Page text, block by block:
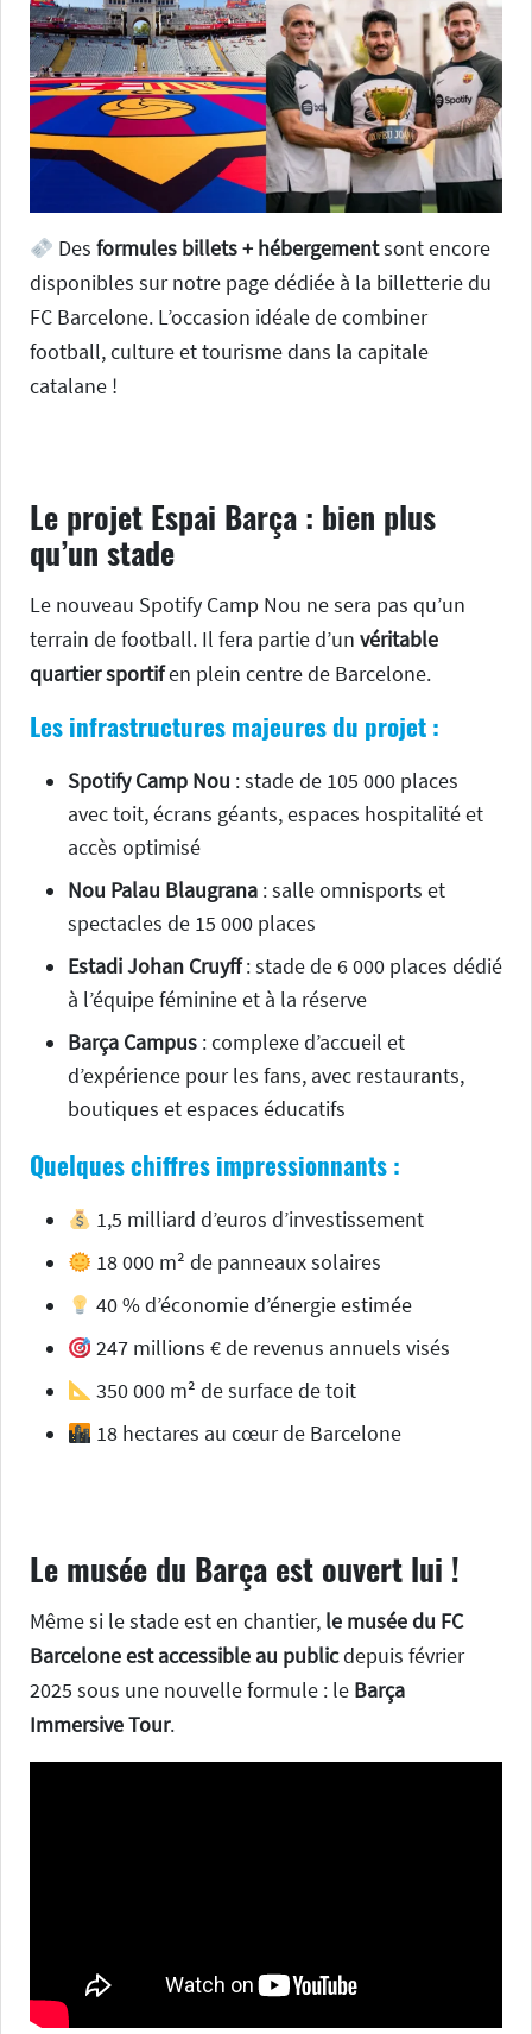
Desformules billets + hébergementsont encore
disponibles sur notre page dédiée à la billetterie du
FC Barcelone. L’occasion idéale de combiner
football, culture et tourisme dans la capitale
catalane !
Le projet Espai Barça : bien plus
qu’un stade
Le nouveau Spotify Camp Nou ne sera pas qu’un
terrain de football. Il fera partie d’un véritable
quartier sportifen plein centre de Barcelone.
Les infrastructures majeures du projet :
Spotify Camp Nou : stade de 105 000 places
avec toit, écrans géants, espaces hospitalité et
accès optimisé
Nou Palau Blaugrana : salle omnisports et
spectacles de 15 000 places
Estadi Johan Cruyff: stade de 6 000 places dédié
à l’équipe féminine et à la réserve
Barça Campus : complexe d’accueil et
d’expérience pour les fans, avec restaurants,
boutiques et espaces éducatifs
Quelques chiffres impressionnants :
1,5 milliard d’euros d’investissement
18 000 m² de panneaux solaires
40 % d’économie d’énergie estimée
247 millions € de revenus annuels visés
350 000 m² de surface de toit
18 hectares au cœur de Barcelone
Le musée du Barça est ouvert lui !
Même si le stade est en chantier, le musée du FC
Barcelone est accessible au publicdepuis février
2025 sous une nouvelle formule : le Barça
Immersive Tour.